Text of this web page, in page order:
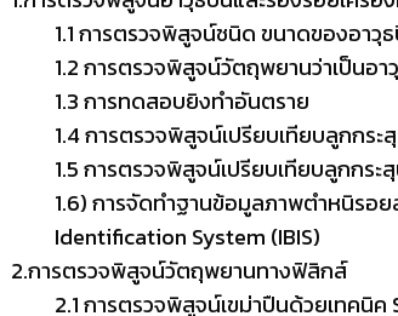
1.1การตรวจพิสูจน์ชนิด ขนาดของอาวุ
1.2การตรวจพิสูจน์วัตถุพยานว่าเป็นอา
1.3การทดสอบยิงทำอันตราย
1.4การตรวจพิสูจน์เปรียบเทียบลูกกระ
1.5การตรวจพิสูจน์เปรียบเทียบลูกกร
1.6)การจัดทำฐานข้อมูลภาพตำหนิรอ
Identification System (IBIS)
2.การตรวจพิสูจน์วัตถุพยานทางฟิสิกส์
2.1การตรวจพิสูจน์เขม่าปืนด้วยเทคนิค